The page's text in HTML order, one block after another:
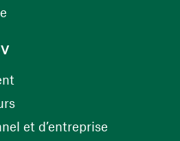
(ouvre une nouvelle fenêtre)
et d’entreprise